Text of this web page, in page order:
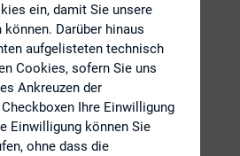
Externe Publikationen
ein, damit Sie unsere
Darüber hinaus
aufgelisteten technisch
Cookies, sofern Sie uns
Ankreuzen der
Ihre Einwilligung
Einwilligung können Sie
ohne dass die